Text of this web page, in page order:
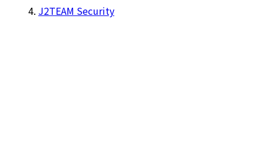
J2TEAM Security